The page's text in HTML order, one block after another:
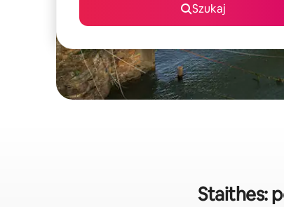
Szukaj
Staithes: